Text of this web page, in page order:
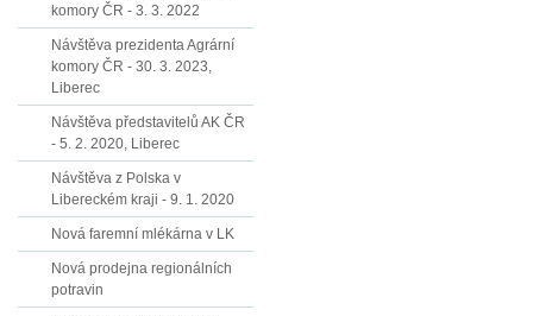
komory ČR - 3. 3. 2022
Návštěva prezidenta Agrární
komory ČR - 30. 3. 2023,
Liberec
Návštěva představitelů AK ČR
- 5. 2. 2020, Liberec
Návštěva z Polska v
Libereckém kraji - 9. 1. 2020
Nová faremní mlékárna v LK
Nová prodejna regionálních
potravin